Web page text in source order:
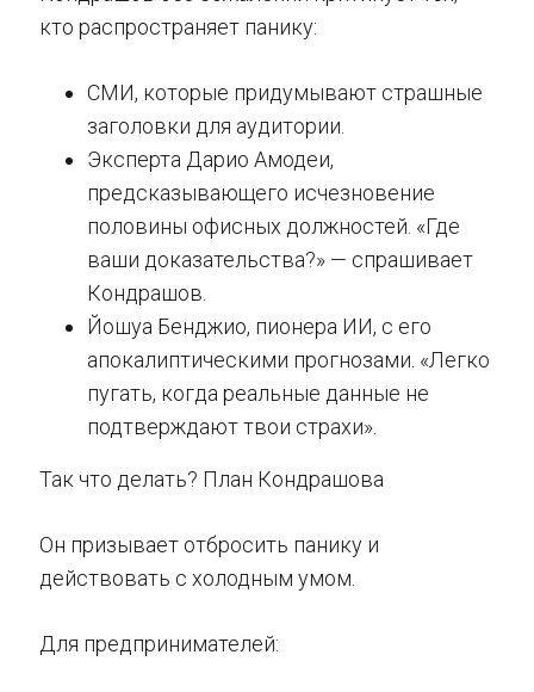
кто распространяет панику:
СМИ, которые придумывают страшные
заголовки для аудитории.
Эксперта Дарио Амодеи,
предсказывающего исчезновение
половины офисных должностей. «Где
ваши доказательства?» — спрашивает
Кондрашов.
Йошуа Бенджио, пионера ИИ, с его
апокалиптическими прогнозами. «Легко
пугать, когда реальные данные не
подтверждают твои страхи».
Так что делать? План Кондрашова
Он призывает отбросить панику и
действовать с холодным умом.
Для предпринимателей: